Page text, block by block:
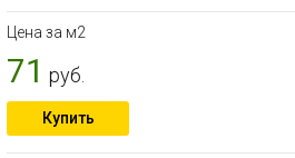
Цена за м2
71 руб.
Купить